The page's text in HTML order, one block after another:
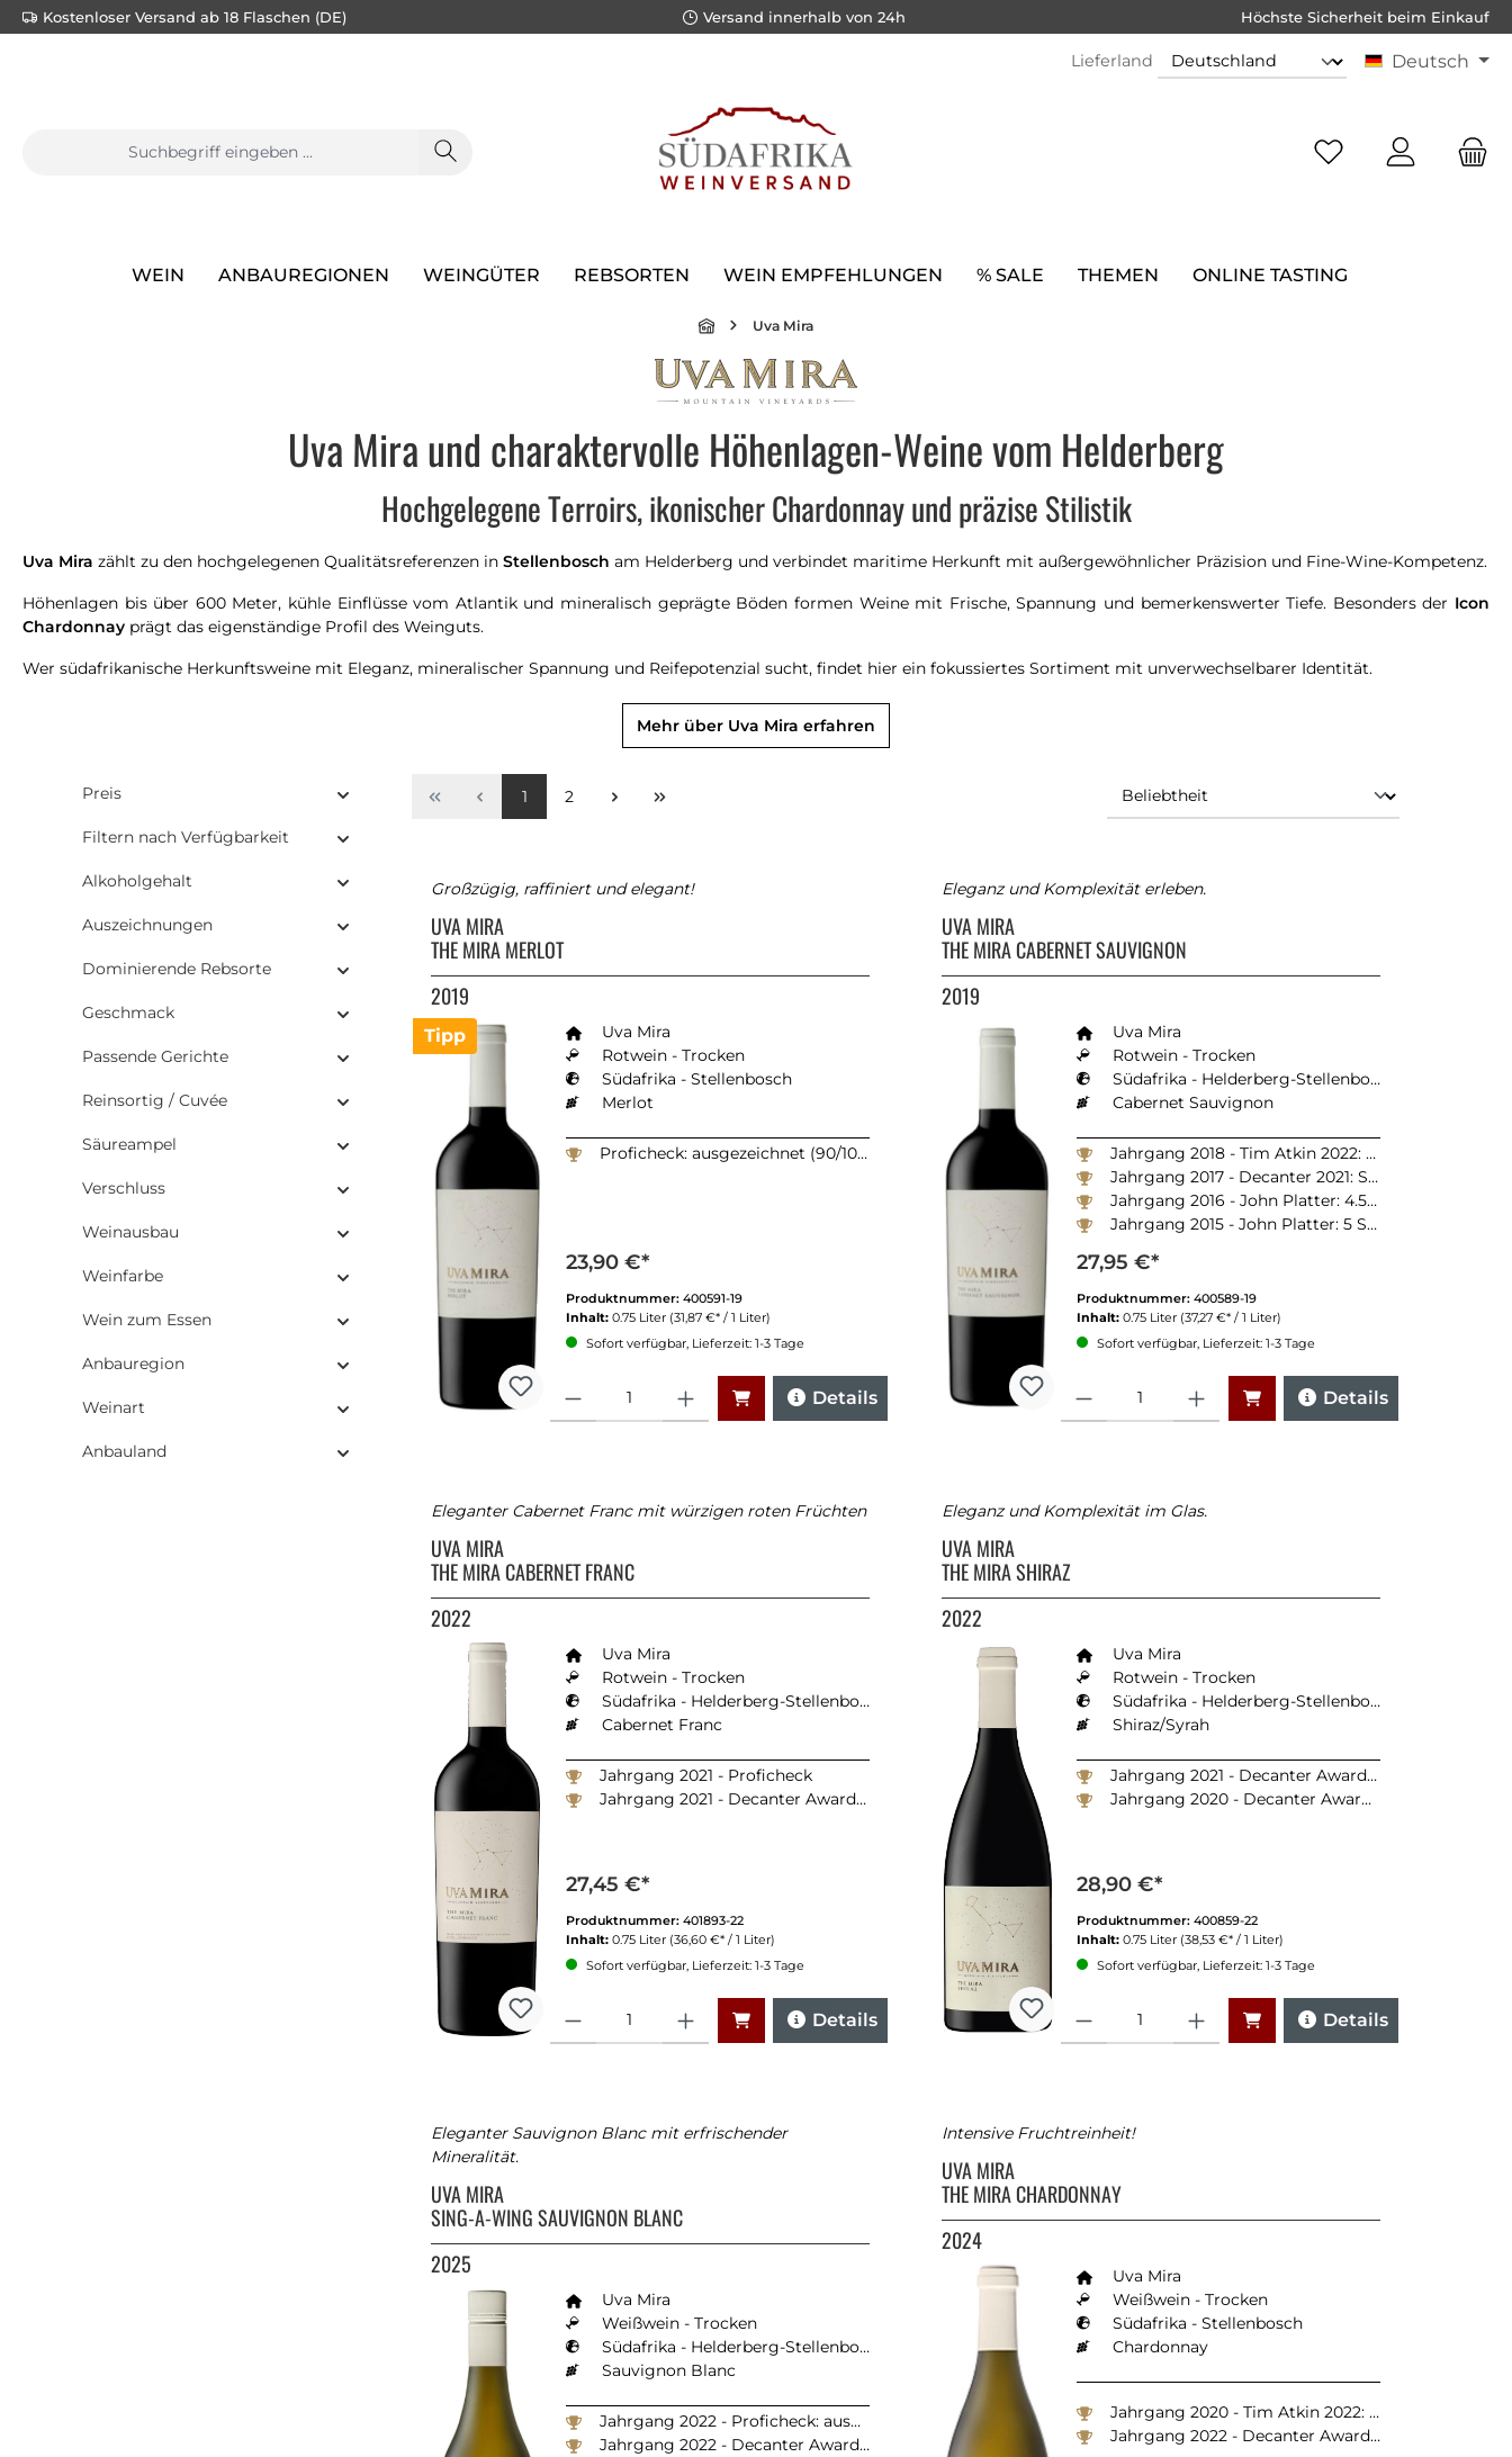
springen Zur Hauptnavigation springen
Kostenloser Versand ab 18 Flaschen (DE) Versand innerhalb von 24h Höchste Sicherheit beim Einkauf
Lieferland Deutsch
WEIN ANBAUREGIONEN WEINGÜTER REBSORTEN WEIN EMPFEHLUNGEN % SALE THEMEN ONLINE TASTING
Uva Mira
Uva Mira und charaktervolle Höhenlagen-Weine vom Helderberg
Hochgelegene Terroirs, ikonischer Chardonnay und präzise Stilistik
Uva Mira zählt zu den hochgelegenen Qualitätsreferenzen in Stellenbosch am Helderberg und verbindet maritime Herkunft mit außergewöhnlicher Präzision und Fine-Wine-Kompetenz.
Höhenlagen bis über 600 Meter, kühle Einflüsse vom Atlantik und mineralisch geprägte Böden formen Weine mit Frische, Spannung und bemerkenswerter Tiefe. Besonders der Icon
Chardonnay prägt das eigenständige Profil des Weinguts.
Wer südafrikanische Herkunftsweine mit Eleganz, mineralischer Spannung und Reifepotenzial sucht, findet hier ein fokussiertes Sortiment mit unverwechselbarer Identität.
Mehr über Uva Mira erfahren
Preis
Filtern nach Verfügbarkeit
Alkoholgehalt
Auszeichnungen
Dominierende Rebsorte
Geschmack
Passende Gerichte
Reinsortig / Cuvée
Säureampel
Verschluss
Weinausbau
Weinfarbe
Wein zum Essen
Anbauregion
Weinart
Anbauland
1 2
Tipp
Großzügig, raffiniert und elegant!
UVA MIRA
THE MIRA MERLOT
2019
Uva Mira
Rotwein - Trocken
Südafrika - Stellenbosch
Merlot
Proficheck: ausgezeichnet (90/100)
23,90 €*
Produktnummer: 400591-19
Inhalt: 0.75 Liter (31,87 €* / 1 Liter)
Sofort verfügbar, Lieferzeit: 1-3 Tage
Details
Eleganz und Komplexität erleben.
UVA MIRA
THE MIRA CABERNET SAUVIGNON
2019
Uva Mira
Rotwein - Trocken
Südafrika - Helderberg-Stellenbosch
Cabernet Sauvignon
Jahrgang 2018 - Tim Atkin 2022: 92 Punkte
Jahrgang 2017 - Decanter 2021: Silber
Jahrgang 2016 - John Platter: 4.5 Sterne
Jahrgang 2015 - John Platter: 5 Sterne
27,95 €*
Produktnummer: 400589-19
Inhalt: 0.75 Liter (37,27 €* / 1 Liter)
Sofort verfügbar, Lieferzeit: 1-3 Tage
Details
Eleganter Cabernet Franc mit würzigen roten Früchten
UVA MIRA
THE MIRA CABERNET FRANC
2022
Uva Mira
Rotwein - Trocken
Südafrika - Helderberg-Stellenbosch
Cabernet Franc
Jahrgang 2021 - Proficheck
Jahrgang 2021 - Decanter Awards 2024: 90 Punkte
27,45 €*
Produktnummer: 401893-22
Inhalt: 0.75 Liter (36,60 €* / 1 Liter)
Sofort verfügbar, Lieferzeit: 1-3 Tage
Details
Eleganz und Komplexität im Glas.
UVA MIRA
THE MIRA SHIRAZ
2022
Uva Mira
Rotwein - Trocken
Südafrika - Helderberg-Stellenbosch
Shiraz/Syrah
Jahrgang 2021 - Decanter Awards 2024: 89 Punkte
Jahrgang 2020 - Decanter Awards 2023: Silber
28,90 €*
Produktnummer: 400859-22
Inhalt: 0.75 Liter (38,53 €* / 1 Liter)
Sofort verfügbar, Lieferzeit: 1-3 Tage
Details
Eleganter Sauvignon Blanc mit erfrischender
Mineralität.
UVA MIRA
SING-A-WING SAUVIGNON BLANC
2025
Uva Mira
Weißwein - Trocken
Südafrika - Helderberg-Stellenbosch
Sauvignon Blanc
Jahrgang 2022 - Proficheck: ausgezeichnet (92/100)
Jahrgang 2022 - Decanter Awards 2024: 95 Punkte
Intensive Fruchtreinheit!
UVA MIRA
THE MIRA CHARDONNAY
2024
Uva Mira
Weißwein - Trocken
Südafrika - Stellenbosch
Chardonnay
Jahrgang 2020 - Tim Atkin 2022: 93 Punkte
Jahrgang 2022 - Decanter Awards 2024: 94 Punkte